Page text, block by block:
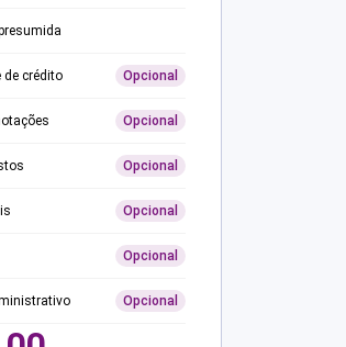
de crédito Opcional
Opcional
Opcional
Opcional
Opcional
Opcional